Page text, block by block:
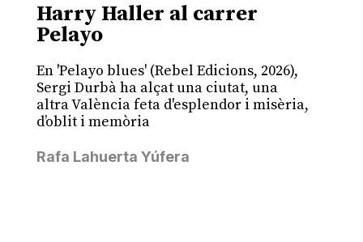
Harry Haller al carrer
Pelayo
En 'Pelayo blues' (Rebel Edicions, 2026),
Sergi Durbà ha alçat una ciutat, una
altra València feta d'esplendor i misèria,
d’oblit i memòria
Rafa Lahuerta Yúfera